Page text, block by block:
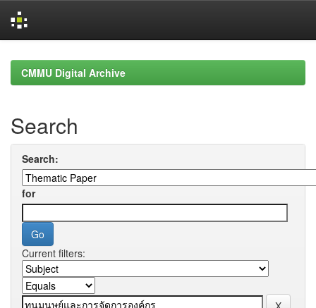
navigationCMMU Digital Archive
Search
Search:
for
Current filters: